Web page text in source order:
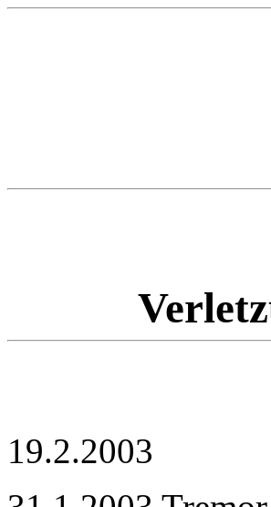
19.2.2003